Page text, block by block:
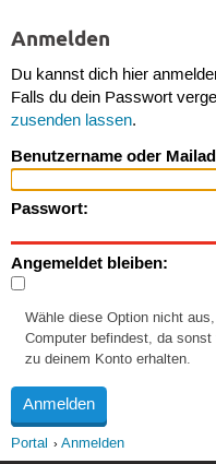
Anmelden
Du kannst dich hier
Falls du dein Passwort
zusenden lassen.
Benutzername oder
Passwort:
Angemeldet bleiben:
Wähle diese Option nicht
Computer befindest, da
zu deinem Konto erhalten.
Portal Anmelden